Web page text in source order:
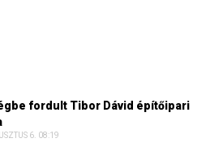
fordult Tibor Dávid építőipari
6. 08:19